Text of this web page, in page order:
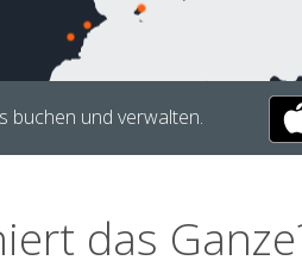
buchen und verwalten.
das